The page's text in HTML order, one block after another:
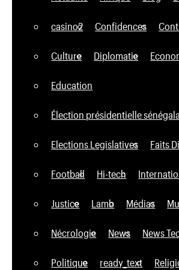
casino2 Confidences
Culture Diplomatie
Education
Élection présidentielle
Elections Legislatives Faits
Football Hi-tech
Justice Lamb Médias
Nécrologie News News
Politique ready_text